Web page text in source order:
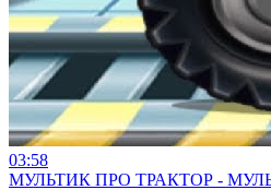
03:58
МУЛЬТИК ПРО ТРАКТОР -